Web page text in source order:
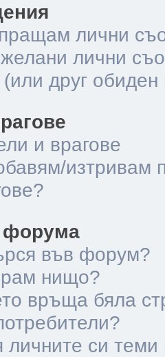
лични
лични
друг
и врагове
изтривам
форума
във форум?
нищо?
връща бяла
личните си